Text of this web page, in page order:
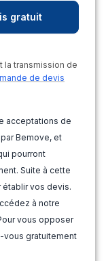
la transmission de
de devis
acceptations de
Bemove, et
pourront
Suite à cette
établir vos devis.
à notre
vous opposer
vous gratuitement